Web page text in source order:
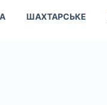
ШАХТАРСЬКЕ